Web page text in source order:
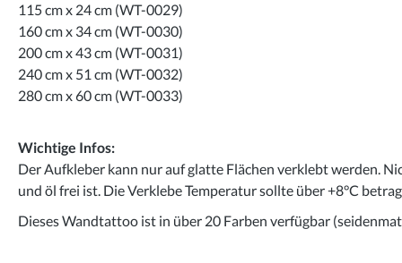
115 cm x 24 cm (WT-0029)
160 cm x 34 cm (WT-0030)
200 cm x 43 cm (WT-0031)
240 cm x 51 cm (WT-0032)
280 cm x 60 cm (WT-0033)
Wichtige Infos:
Der Aufkleber kann nur auf glatte Flächen verklebt werden.
und öl frei ist. Die Verklebe Temperatur sollte über +8°C
Dieses Wandtattoo ist in über 20 Farben verfügbar